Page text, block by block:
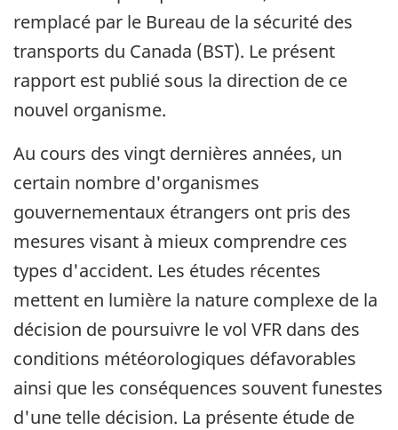
remplacé par le Bureau de la sécurité des
transports du Canada (BST). Le présent
rapport est publié sous la direction de ce
nouvel organisme.
Au cours des vingt dernières années, un
certain nombre d'organismes
gouvernementaux étrangers ont pris des
mesures visant à mieux comprendre ces
types d'accident. Les études récentes
mettent en lumière la nature complexe de la
décision de poursuivre le vol VFR dans des
conditions météorologiques défavorables
ainsi que les conséquences souvent funestes
d'une telle décision. La présente étude de